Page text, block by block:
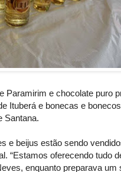
Paramirim e chocolate puro
Ituberá e bonecas e
Santana.
e beijus estão sendo
“Estamos oferecendo tudo
enquanto preparava um